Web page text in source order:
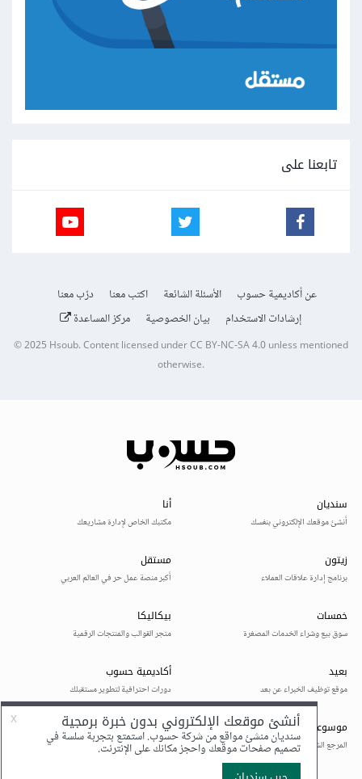
تابعنا على
عن أكاديمية حسوب الأسئلة الشائعة اكتب معنا
درّب معنا
إرشادات الاستخدام
بيان الخصوصية مركز المساعدة
© 2025Hsoub.Content licensed underCC BY-NC-SA 4.0unless mentioned
otherwise.